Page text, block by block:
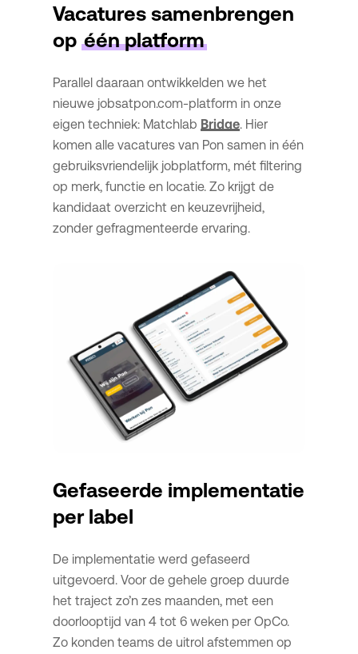
Vacatures samenbrengen
op één platform
Parallel daaraan ontwikkelden we het
nieuwe jobsatpon.com-platform in onze
eigen techniek: Matchlab Bridge. Hier
komen alle vacatures van Pon samen in één
gebruiksvriendelijk jobplatform, mét filtering
op merk, functie en locatie. Zo krijgt de
kandidaat overzicht en keuzevrijheid,
zonder gefragmenteerde ervaring.
Gefaseerde implementatie
per label
De implementatie werd gefaseerd
uitgevoerd. Voor de gehele groep duurde
het traject zo’n zes maanden, met een
doorlooptijd van 4 tot 6 weken per OpCo.
Zo konden teams de uitrol afstemmen op